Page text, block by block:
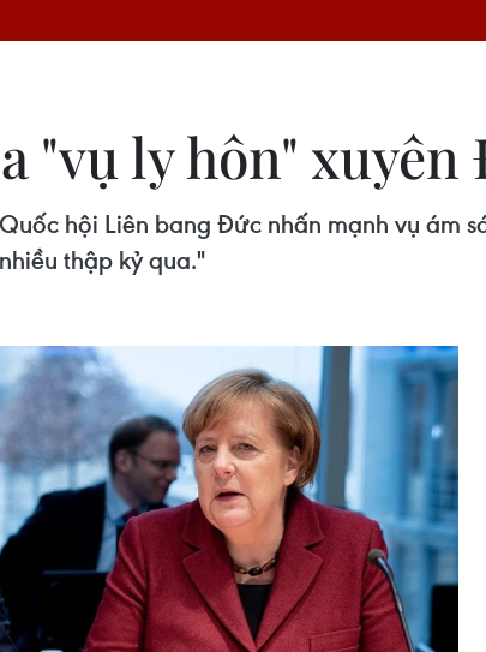
"vụ ly hôn"
hội Liên bang Đức nhấn mạnh vụ ám
thập kỷ qua."